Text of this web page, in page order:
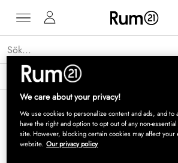
Få 15 % rabatt på Grythyttan Stålmöbler* →
We care about your privacy!
We use cookies to personalize content and ads, and to
have the right and option to opt out of any non-
site. However, blocking certain cookies may affect
website. Our privacy policy